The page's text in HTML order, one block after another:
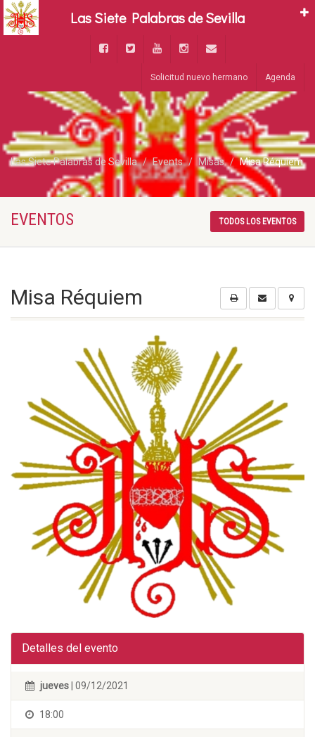
Solicitud nuevo hermano Agenda
Las Siete Palabras de Sevilla Events Misas Misa Réquiem
EVENTOS TODOS LOS EVENTOS
Misa Réquiem
Detalles del evento
jueves | 09/12/2021
18:00
Las Siete Palabras de Sevilla